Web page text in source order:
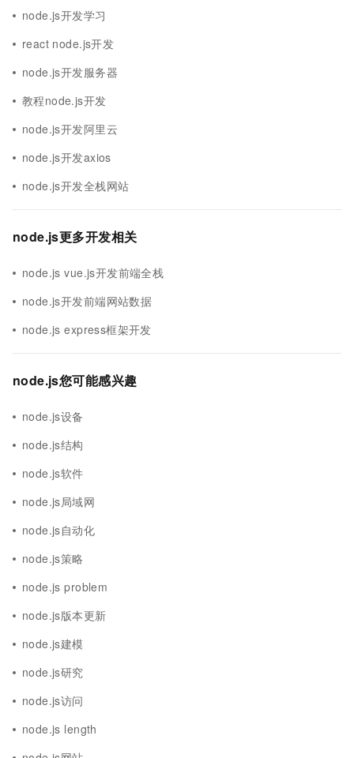
node.js开发学习
react node.js开发
node.js开发服务器
教程node.js开发
node.js开发阿里云
node.js开发axios
node.js开发全栈网站
node.js更多开发相关
node.js vue.js开发前端全栈
node.js开发前端网站数据
node.js express框架开发
node.js您可能感兴趣
node.js设备
node.js结构
node.js软件
node.js局域网
node.js自动化
node.js策略
node.js problem
node.js版本更新
node.js建模
node.js研究
node.js访问
node.js length